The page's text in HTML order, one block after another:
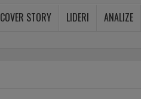
COVER STORY LIDERI ANALIZE